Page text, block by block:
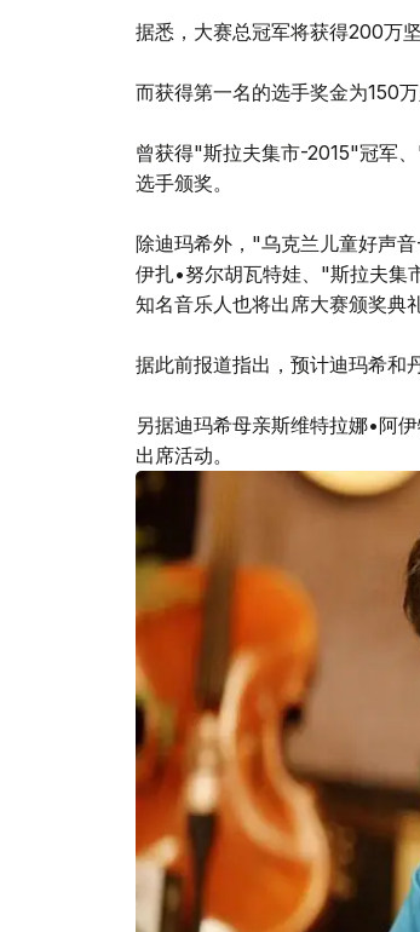
据悉，大赛总冠军将获得200万坚
而获得第一名的选手奖金为150
曾获得"斯拉夫集市-2015"冠军
选手颁奖。
除迪玛希外，"乌克兰儿童好声
伊扎•努尔胡瓦特娃、"斯拉夫集
知名音乐人也将出席大赛颁奖典礼
据此前报道指出，预计迪玛希和
另据迪玛希母亲斯维特拉娜•阿
出席活动。